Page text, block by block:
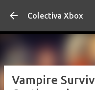
Ir al
Colectiva Xbox
Vampire